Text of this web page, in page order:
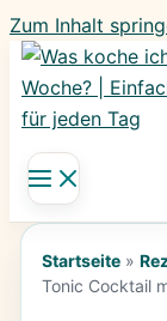
Zum Inhalt
Startseite»
Tonic Cocktail